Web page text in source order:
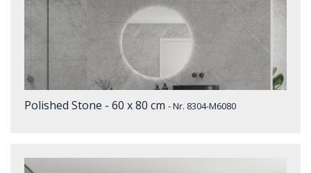
Polished Stone - 60 x 80 cm - Nr. 8304-M6080